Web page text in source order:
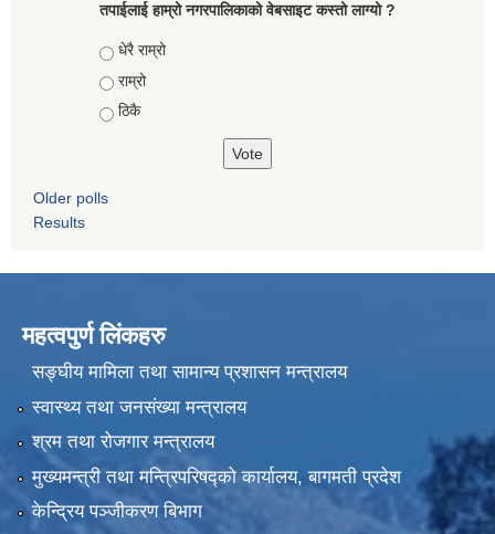
तपाईलाई हाम्रो नगरपालिकाको वेबसाइट कस्तो लाग्यो ?
Choices
धेरै राम्रो
राम्रो
ठिकै
Older polls
Results
महत्वपुर्ण लिंकहरु
सङ्घीय मामिला तथा सामान्य प्रशासन मन्त्रालय
स्वास्थ्य तथा जनसंख्या मन्त्रालय
श्रम तथा रोजगार मन्त्रालय
मुख्यमन्त्री तथा मन्त्रिपरिषद्को कार्यालय, बागमती प्रदेश
केन्द्रिय पञ्जीकरण बिभाग